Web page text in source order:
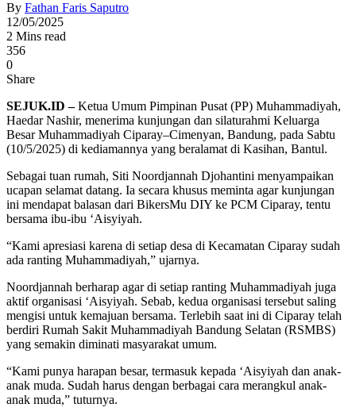
By Fathan Faris Saputro
12/05/2025
2 Mins read
356
0
Share
SEJUK.ID –Ketua Umum Pimpinan Pusat (PP) Muhammadiyah,
Haedar Nashir, menerima kunjungan dan silaturahmi Keluarga
Besar Muhammadiyah Ciparay–Cimenyan, Bandung, pada Sabtu
(10/5/2025) di kediamannya yang beralamat di Kasihan, Bantul.
Sebagai tuan rumah, Siti Noordjannah Djohantini menyampaikan
ucapan selamat datang. Ia secara khusus meminta agar kunjungan
ini mendapat balasan dari BikersMu DIY ke PCM Ciparay, tentu
bersama ibu-ibu ‘Aisyiyah.
“Kami apresiasi karena di setiap desa di Kecamatan Ciparay sudah
ada ranting Muhammadiyah,” ujarnya.
Noordjannah berharap agar di setiap ranting Muhammadiyah juga
aktif organisasi ‘Aisyiyah. Sebab, kedua organisasi tersebut saling
mengisi untuk kemajuan bersama. Terlebih saat ini di Ciparay telah
berdiri Rumah Sakit Muhammadiyah Bandung Selatan (RSMBS)
yang semakin diminati masyarakat umum.
“Kami punya harapan besar, termasuk kepada ‘Aisyiyah dan anak-
anak muda. Sudah harus dengan berbagai cara merangkul anak-
anak muda,” tuturnya.